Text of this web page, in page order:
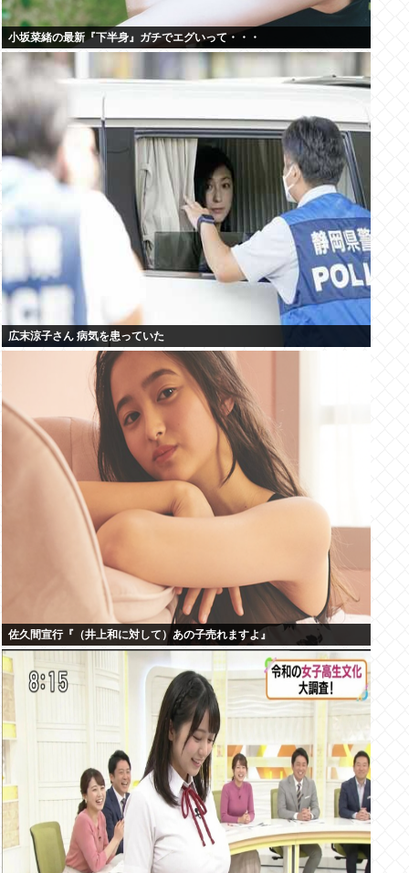
小坂菜緒の最新『下半身』ガチでエグいって・・・
広末涼子さん 病気を患っていた
佐久間宣行『（井上和に対して）あの子売れますよ』